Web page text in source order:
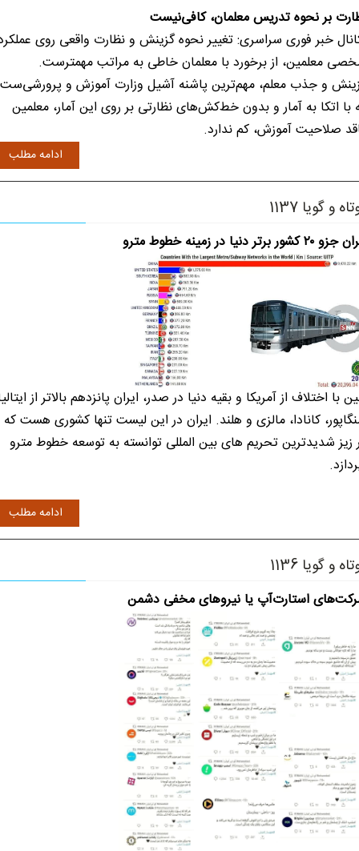
بر نحوه تدریس معلمان، کافی‌نیست
خبر فوری سراسری: تغییر نحوه گزینش و نظارت واقعی روی
معلمین، از برخورد با معلمان خاطی به مراتب مهمترست.
و جذب معلم، مهم‌ترین پاشنه آشیل وزارت آموزش و پرورشی‌ست
با اتکا به آمار و بدون خط‌کش‌های نظارتی بر روی این آمار، معلمین
صلاحیت آموزش، کم ندارد.
ادامه مطلب
و گویا 1137
کشور برتر دنیا در زمینه خطوط مترو
با اختلاف از آمریکا و بقیه دنیا در صدر، ایران پانزدهم بالاتر از
کانادا، مالزی و هلند. ایران در این لیست تنها کشوری هست که
زیز شدیدترین تحریم های بین المللی توانسته به توسعه خطوط مترو
ادامه مطلب
و گویا 1136
استارت‌آپ یا نیروهای مخفی دشمن